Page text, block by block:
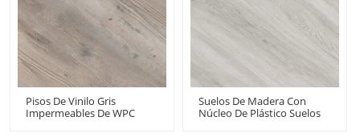
Pisos De Vinilo Gris
Impermeables De WPC
Suelos De Madera Con
Núcleo De Plástico Suelos